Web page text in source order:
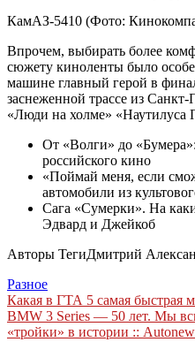
КамАЗ-5410 (Фото:
Впрочем, выбирать более
сюжету киноленты было
машине главный герой в
заснеженной трассе из
«Люди на холме» «Наутилуса
От «Волги» до
российского кино
«Поймай меня, если
автомобили из
Сага «Сумерки». На
Эдвард и Джейкоб
Авторы ТегиДмитрий
Разное
Навигация
по
Какая в ГТА 5 самая быстрая
BMW 3 Series — 50 лет. Мы
«тройки» в истории ::